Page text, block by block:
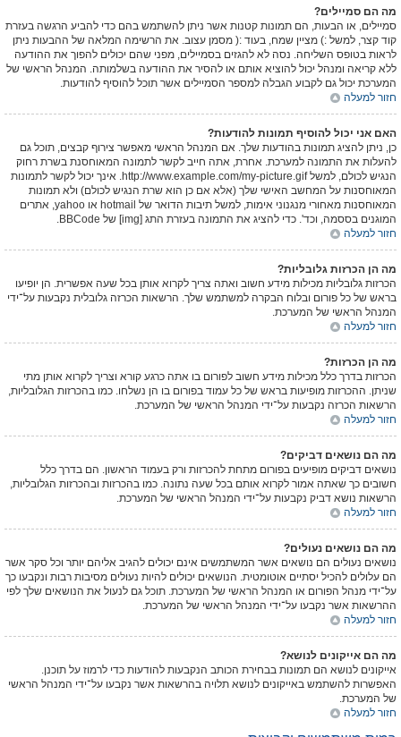
מה הם סמיילים?
סמיילים, או הבעות, הם תמונות קטנות אשר ניתן להשתמש בהם כדי להביע הרגשה בעזרת
קוד קצר, למשל :) מציין שמח, בעוד :( מסמן עצוב. את הרשימה המלאה של ההבעות ניתן
לראות בטופס השליחה. נסה לא להגזים בסמיילים, מפני שהם יכולים להפוך את ההודעה
ללא קריאה ומנהל יכול להוציא אותם או להסיר את ההודעה בשלמותה. המנהל הראשי של
המערכת יכול גם לקבוע הגבלה למספר הסמיילים אשר תוכל להוסיף להודעות.
חזור למעלה
האם אני יכול להוסיף תמונות להודעות?
כן, ניתן להציג תמונות בהודעות שלך. אם המנהל הראשי מאפשר צירוף קבצים, תוכל גם
להעלות את התמונה למערכת. אחרת, אתה חייב לקשר לתמונה המאוחסנת בשרת רחוק
הנגיש לכולם, למשל http://www.example.com/my-picture.gif. אינך יכול לקשר לתמונות
המאוחסנות על המחשב האישי שלך (אלא אם כן הוא שרת הנגיש לכולם) ולא תמונות
המאוחסנות מאחורי מנגנוני אימות, למשל תיבות הדואר של hotmail או yahoo, אתרים
המוגנים בססמה, וכד'. כדי להציג את התמונה בעזרת התג [img] של BBCode.
חזור למעלה
מה הן הכרזות גלובליות?
הכרזות גלובליות מכילות מידע חשוב ואתה צריך לקרוא אותן בכל שעה אפשרית. הן יופיעו
בראש של כל פורום ובלוח הבקרה למשתמש שלך. הרשאות הכרזה גלובלית נקבעות על־ידי
המנהל הראשי של המערכת.
חזור למעלה
מה הן הכרזות?
הכרזות בדרך כלל מכילות מידע חשוב לפורום בו אתה כרגע קורא וצריך לקרוא אותן מתי
שניתן. ההכרזות מופיעות בראש של כל עמוד בפורום בו הן נשלחו. כמו בהכרזות הגלובליות,
הרשאות הכרזה נקבעות על־ידי המנהל הראשי של המערכת.
חזור למעלה
מה הם נושאים דביקים?
נושאים דביקים מופיעים בפורום מתחת להכרזות ורק בעמוד הראשון. הם בדרך כלל
חשובים כך שאתה אמור לקרוא אותם בכל שעה נתונה. כמו בהכרזות ובהכרזות הגלובליות,
הרשאות נושא דביק נקבעות על־ידי המנהל הראשי של המערכת.
חזור למעלה
מה הם נושאים נעולים?
נושאים נעולים הם נושאים אשר המשתמשים אינם יכולים להגיב אליהם יותר וכל סקר אשר
הם עלולים להכיל יסתיים אוטומטית. הנושאים יכולים להיות נעולים מסיבות רבות ונקבעו כך
על־ידי מנהל הפורום או המנהל הראשי של המערכת. תוכל גם לנעול את הנושאים שלך לפי
ההרשאות אשר נקבעו על־ידי המנהל הראשי של המערכת.
חזור למעלה
מה הם אייקונים לנושא?
אייקונים לנושא הם תמונות בבחירת הכותב הנקבעות להודעות כדי לרמוז על תוכנן.
האפשרות להשתמש באייקונים לנושא תלויה בהרשאות אשר נקבעו על־ידי המנהל הראשי
של המערכת.
חזור למעלה